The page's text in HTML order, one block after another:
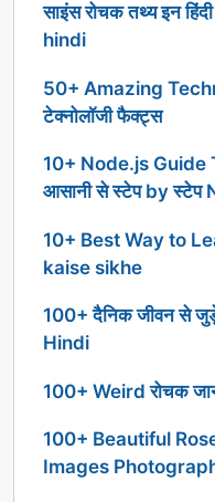
साइंस रोचक तथ्य इन
hindi
50+ Amazing
टेक्नोलॉजी फैक्ट्स
10+ Node.js Guide
आसानी से स्टेप by स्टेप
10+ Best Way to
kaise sikhe
100+ दैनिक जीवन से
Hindi
100+ Weird रोचक
100+ Beautiful
Images